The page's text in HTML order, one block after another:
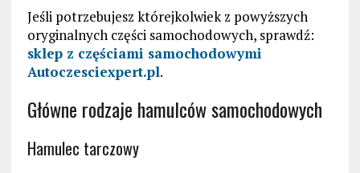
Jeśli potrzebujesz którejkolwiek z powyższych
oryginalnych części samochodowych, sprawdź:
sklep z częściami samochodowymi
Autoczesciexpert.pl.
Główne rodzaje hamulców samochodowych
Hamulec tarczowy